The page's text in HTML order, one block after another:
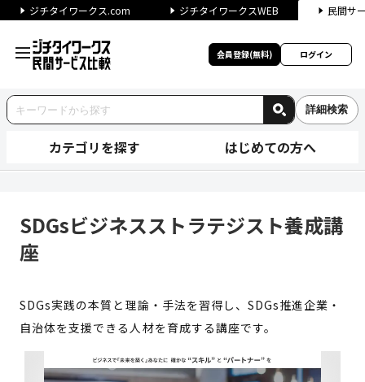
ジチタイワークス.com ジチタイワークスWEB 民間サ
会員登録(無料) ログイン
詳細検索
カテゴリを探す はじめての方へ
SDGsビジネスストラテジスト養成講
座
SDGs実践の本質と理論・手法を習得し、SDGs推進企業・
自治体を支援できる人材を育成する講座です。